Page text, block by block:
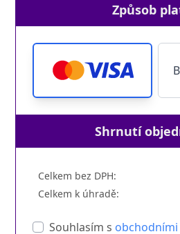
Způsob
Shrnutí
Celkem bez DPH:
Celkem k úhradě:
Souhlasím s